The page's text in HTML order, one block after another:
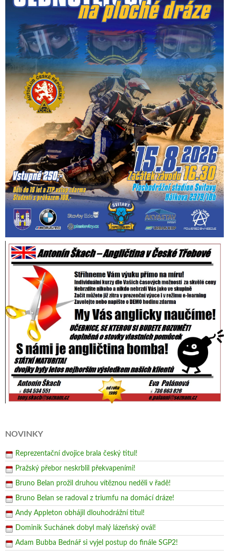
NOVINKY
Reprezentační dvojice brala český titul!
Pražský přebor neskrblil překvapeními!
Bruno Belan prožil druhou vítěznou neděli v řadě!
Bruno Belan se radoval z triumfu na domácí dráze!
Andy Appleton obhájil dlouhodrážní titul!
Dominik Suchánek dobyl malý lázeňský ovál!
Adam Bubba Bednář si vyjel postup do finále SGP2!